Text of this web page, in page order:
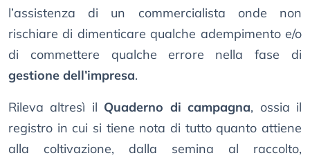
l’assistenza di un commercialista onde non
rischiare di dimenticare qualche adempimento e/o
di commettere qualche errore nella fase di
gestione dell’impresa.
Rileva altresì il Quaderno di campagna, ossia il
registro in cui si tiene nota di tutto quanto attiene
alla coltivazione, dalla semina al raccolto,